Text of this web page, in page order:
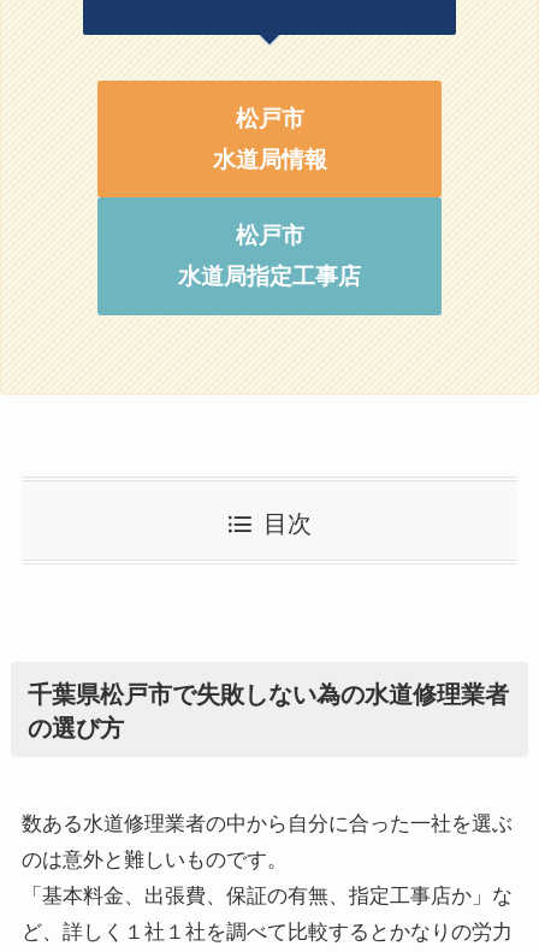
松戸市
水道局情報
松戸市
水道局指定工事店
目次
千葉県松戸市で失敗しない為の水道修理業者
の選び方
数ある水道修理業者の中から自分に合った一社を選ぶ
のは意外と難しいものです。
「基本料金、出張費、保証の有無、指定工事店か」な
ど、詳しく１社１社を調べて比較するとかなりの労力